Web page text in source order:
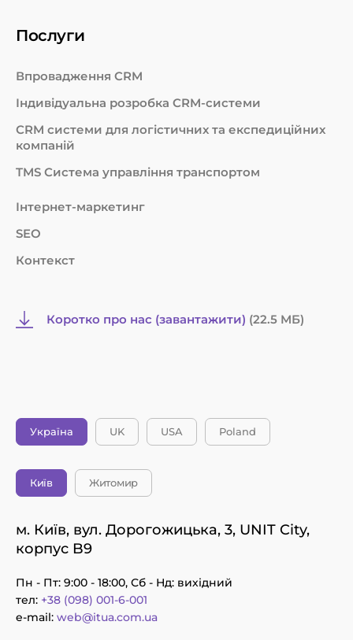
Послуги
Впровадження CRM
Індивідуальна розробка CRM-системи
СRM системи для логістичних та експедиційних
компаній
TMS Система управління транспортом
Інтернет-маркетинг
SEO
Контекст
Коротко про нас (завантажити) (22.5 MБ)
Україна UK USA Poland
Київ Житомир
м. Київ, вул. Дорогожицька, 3, UNIT City,
корпус B9
Пн - Пт: 9:00 - 18:00, Сб - Нд: вихідний
тел: +38 (098) 001-6-001
e-mail: web@itua.com.ua